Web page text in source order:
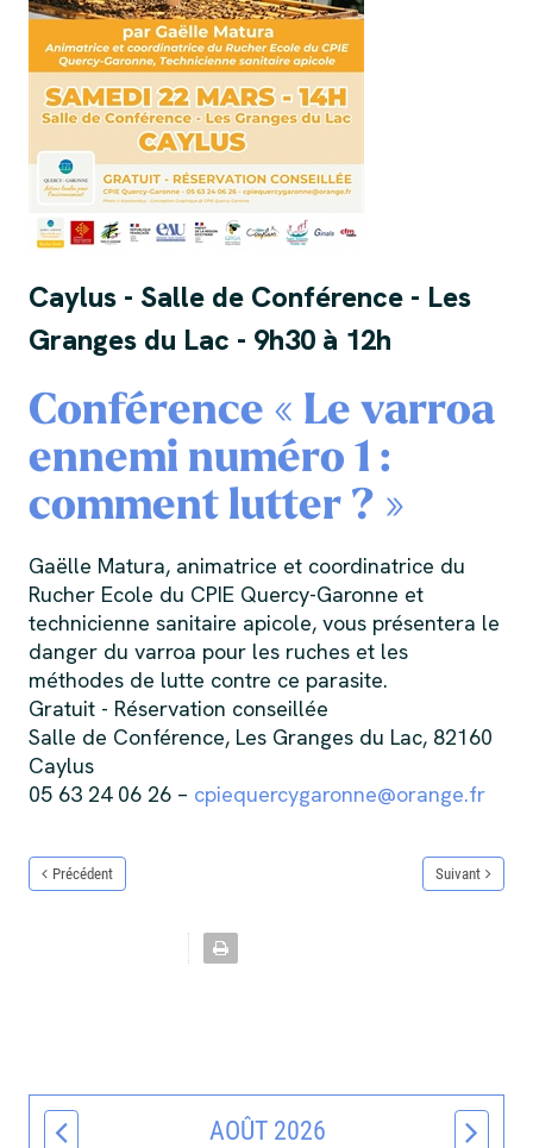
Caylus - Salle de Conférence - Les
Granges du Lac - 9h30 à 12h
Conférence « Le varroa
ennemi numéro 1 :
comment lutter ? »
Gaëlle Matura, animatrice et coordinatrice du
Rucher Ecole du CPIE Quercy-Garonne et
technicienne sanitaire apicole, vous présentera le
danger du varroa pour les ruches et les
méthodes de lutte contre ce parasite.
Gratuit - Réservation conseillée
Salle de Conférence, Les Granges du Lac, 82160
Caylus
05 63 24 06 26 – cpiequercygaronne@orange.fr
Précédent Suivant
AOÛT 2026